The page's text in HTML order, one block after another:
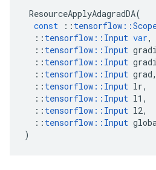
ResourceApplyAdagradDA(
const
:: tensorflow ::
:: tensorflow :: Input var,
:: tensorflow :: Input
:: tensorflow :: Input
:: tensorflow :: Input grad,
:: tensorflow :: Input lr,
:: tensorflow :: Input l1 ,
:: tensorflow :: Input l2,
:: tensorflow :: Input
)